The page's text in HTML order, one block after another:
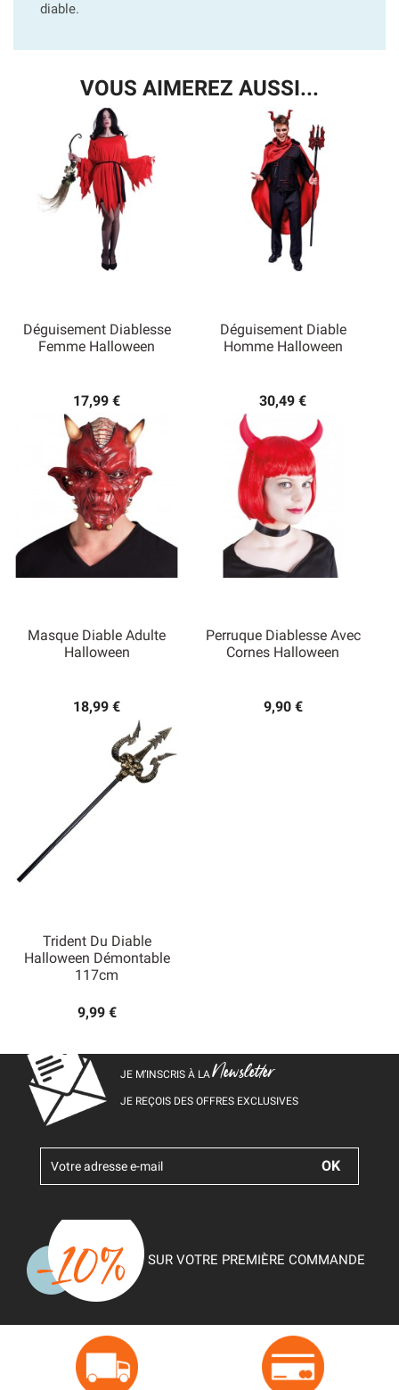
diable.
VOUS AIMEREZ AUSSI...
Déguisement Diablesse
Femme Halloween
17,99 €
Déguisement Diable
Homme Halloween
30,49 €
Masque Diable Adulte
Halloween
18,99 €
Perruque Diablesse Avec
Cornes Halloween
9,90 €
Trident Du Diable
Halloween Démontable
117cm
9,99 €
JE M’INSCRIS À LANewsletter
JE REÇOIS DES OFFRES EXCLUSIVES
SUR VOTRE PREMIÈRE COMMANDE